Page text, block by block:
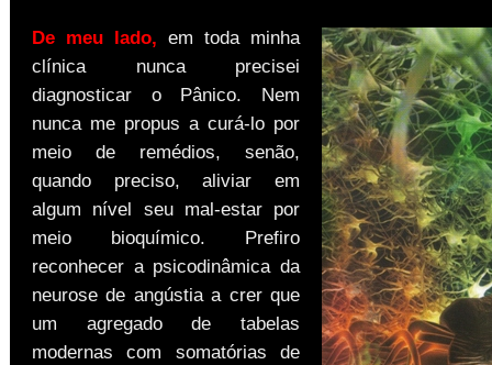
De meu lado, em toda minha
clínica nunca precisei
diagnosticar o Pânico. Nem
nunca me propus a curá-lo por
meio de remédios, senão,
quando preciso, aliviar em
algum nível seu mal-estar por
meio bioquímico. Prefiro
reconhecer a psicodinâmica da
neurose de angústia a crer que
um agregado de tabelas
modernas com somatórias de